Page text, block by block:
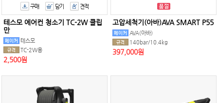
구매 담기 견적
테스모 에어컨 청소기 TC-2W 클립
만
테스모
TC-2W용
2,500원
고압세척기(아바)AVA SMART P55
AVA(아바)
140bar/10.4kg
397,000원